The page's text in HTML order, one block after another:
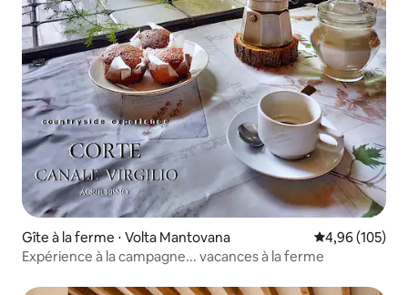
Gîte à la ferme ⋅ Volta Mantovana Évaluation
4,96 (105)
Expérience à la campagne... vacances à la ferme